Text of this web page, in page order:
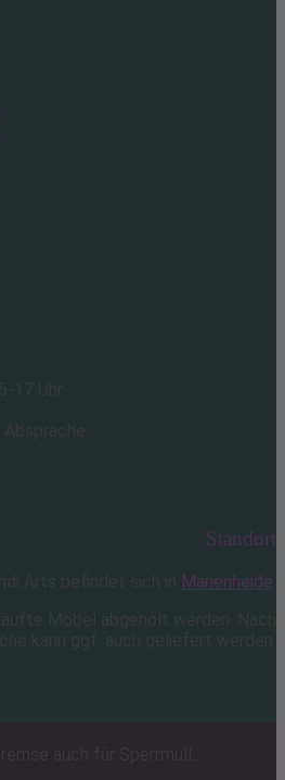
Standort
Marienheide